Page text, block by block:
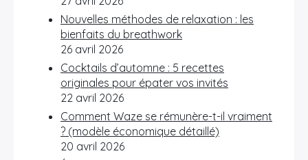
Nouvelles méthodes de relaxation : les
bienfaits du breathwork
26 avril 2026
Cocktails d’automne : 5 recettes
originales pour épater vos invités
22 avril 2026
Comment Waze se rémunère-t-il vraiment
? (modèle économique détaillé)
20 avril 2026